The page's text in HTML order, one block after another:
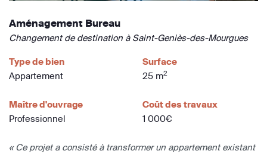
Aménagement Bureau
Changement de destination à Saint-Geniès-des-Mourgues
Type de bien
Appartement
Surface
25 m2
Maître d'ouvrage
Professionnel
Coût des travaux
1 000€
« Ce projet a consisté à transformer un appartement existant